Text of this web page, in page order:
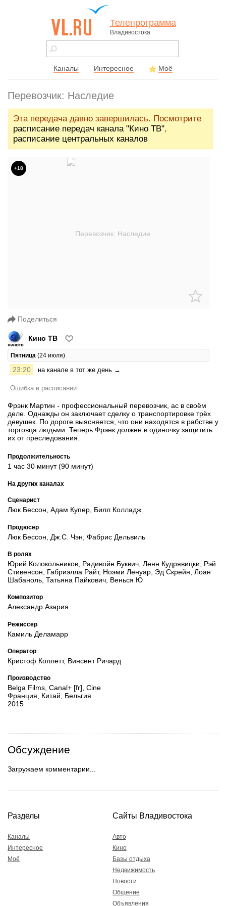
vl.ru - сайт
города
Телепрограмма
Владивостока
Каналы Интересное Моё
Перевозчик: Наследие
Эта передача давно завершилась. Посмотрите
расписание передач канала "Кино ТВ",
расписание центральных каналов
+18
Поделиться
Кино ТВ
Пятница (24 июля)
23:20 на канале в тот же день →
Ошибка в расписании
Фрэнк Мартин - профессиональный перевозчик, ас в своём
деле. Однажды он заключает сделку о транспортировке трёх
девушек. По дороге выясняется, что они находятся в рабстве у
торговца людьми. Теперь Фрэнк должен в одиночку защитить
их от преследования.
Продолжительность
1 час 30 минут (90 минут)
На других каналах
Сценарист
Люк Бессон, Адам Купер, Билл Колладж
Продюсер
Люк Бессон, Дж.С. Чэн, Фабрис Дельвиль
В ролях
Юрий Колокольников, Радивойе Буквич, Ленн Кудрявицки, Рэй
Стивенсон, Габриэлла Райт, Ноэми Ленуар, Эд Скрейн, Лоан
Шабаноль, Татьяна Пайкович, Венься Ю
Композитор
Александр Азария
Режиссер
Камиль Деламарр
Оператор
Кристоф Коллетт, Винсент Ричард
Производство
Belga Films, Canal+ [fr], Cine
Франция, Китай, Бельгия
2015
Обсуждение
Загружаем комментарии...
Разделы
Каналы
Интересное
Моё
Сайты Владивостока
Авто
Кино
Базы отдыха
Недвижимость
Новости
Общение
Объявления